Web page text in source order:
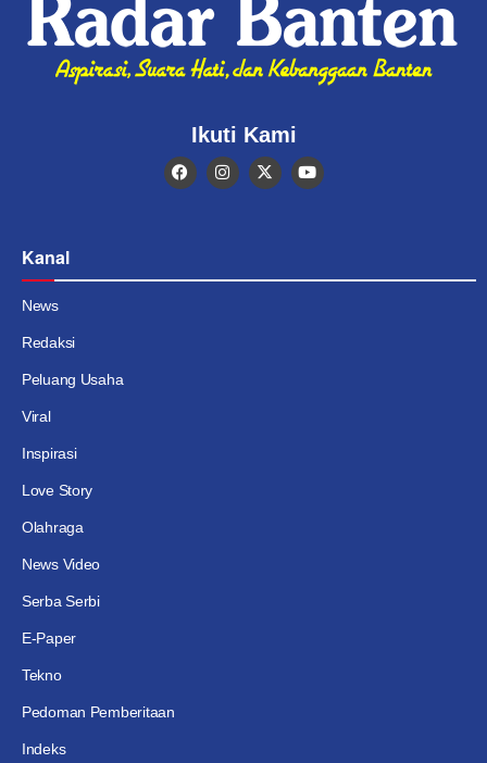
Ikuti Kami
Kanal
News
Redaksi
Peluang Usaha
Viral
Inspirasi
Love Story
Olahraga
News Video
Serba Serbi
E-Paper
Tekno
Pedoman Pemberitaan
Indeks